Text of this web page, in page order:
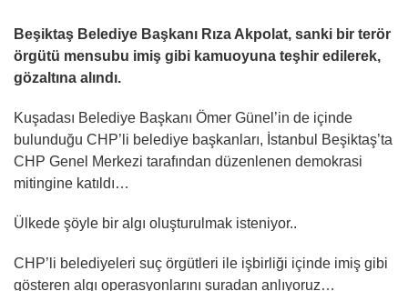
Beşiktaş Belediye Başkanı Rıza Akpolat, sanki bir terör
örgütü mensubu imiş gibi kamuoyuna teşhir edilerek,
gözaltına alındı.
Kuşadası Belediye Başkanı Ömer Günel’in de içinde
bulunduğu CHP’li belediye başkanları, İstanbul Beşiktaş’ta
CHP Genel Merkezi tarafından düzenlenen demokrasi
mitingine katıldı…
Ülkede şöyle bir algı oluşturulmak isteniyor..
CHP’li belediyeleri suç örgütleri ile işbirliği içinde imiş gibi
gösteren algı operasyonlarını şuradan anlıyoruz…